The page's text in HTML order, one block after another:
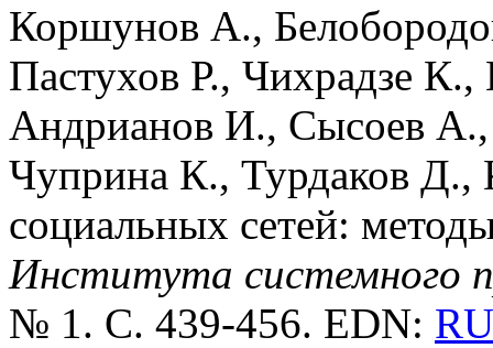
Коршунов А.,
Пастухов Р., Чихрадзе
Андрианов И., Сысоев
Чуприна К., Турдаков Д.,
социальных сетей:
Института системного
№ 1. С. 439-456. EDN: